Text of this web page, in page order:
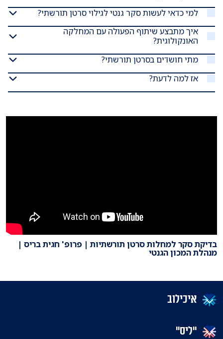
למי כדאי לעשות סקר גנטי לגילוי סרטן תורשתי?
איך מתבצע שיתוף הפעולה עם המחלקה
האונקולוגית?
מתי חושדים בסרטן תורשתי?
אז למה לדעת?
בדיקת סקר למחלות סרטן תורשתיות | פרופ' חגית בריס |
מנהלת המכון הגנטי
איכילוב
"ליס"